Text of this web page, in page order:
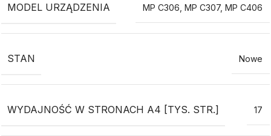
MODEL URZĄDZENIA MP C306 MP C307, MP C406
STAN Nowe
WYDAJNOŚĆ W STRONACH A4 [TYS. STR.] 17